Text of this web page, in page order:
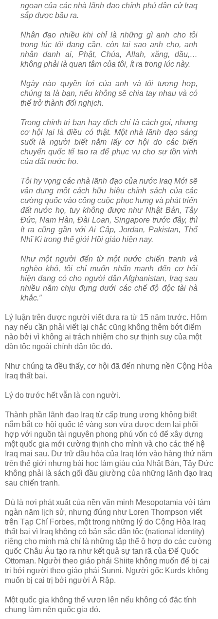
ngoan của các nhà lãnh đạo chính phủ dân cử Iraq
sắp được bầu ra.
Nhân đạo nhiều khi chỉ là những gì anh cho tôi
trong lúc tôi đang cần, còn tại sao anh cho, anh
nhân danh ai, Phật, Chúa, Allah, xăng, dầu,…
không phải là quan tâm của tôi, ít ra trong lúc này.
Ngày nào quyền lợi của anh và tôi tương hợp,
chúng ta là bạn, nếu không sẽ chia tay nhau và có
thể trở thành đối nghịch.
Trong chính trị bạn hay địch chỉ là cách gọi, nhưng
cơ hội lại là điều có thật. Một nhà lãnh đạo sáng
suốt là người biết nắm lấy cơ hội do các biến
chuyển quốc tế tạo ra để phục vụ cho sự tồn vinh
của đất nước họ.
Tôi hy vọng các nhà lãnh đạo của nước Iraq Mới sẽ
vận dụng một cách hữu hiệu chính sách của các
cường quốc vào công cuộc phục hưng và phát triển
đất nước họ, tuy không được như Nhật Bản, Tây
Đức, Nam Hàn, Đài Loan, Singapore trước đây, thì
ít ra cũng gần với Ai Cập, Jordan, Pakistan, Thổ
Nhĩ Kì trong thế giới Hồi giáo hiện nay.
Như một người đến từ một nước chiến tranh và
nghèo khó, tôi chỉ muốn nhấn mạnh đến cơ hội
hiện đang có cho người dân Afghanistan, Iraq sau
nhiều năm chịu đựng dưới các chế độ độc tài hà
khắc.”
Lý luận trên được người viết đưa ra từ 15 năm trước. Hôm
nay nếu cần phải viết lại chắc cũng không thêm bớt điểm
nào bởi vì không ai trách nhiệm cho sự thịnh suy của một
dân tộc ngoài chính dân tộc đó.
Như chúng ta đều thấy, cơ hội đã đến nhưng nền Cộng Hòa
Iraq thất bại.
Lý do trước hết vẫn là con người.
Thành phần lãnh đạo Iraq từ cấp trung ương không biết
nắm bắt cơ hội quốc tế vàng son vừa được đem lại phối
hợp với nguồn tài nguyên phong phú vốn có để xây dựng
một quốc gia mới cường thịnh cho mình và cho các thế hệ
Iraq mai sau. Dự trữ dầu hỏa của Iraq lớn vào hàng thứ năm
trên thế giới nhưng bài học làm giàu của Nhật Bản, Tây Đức
không phải là sách gối đầu giường của những lãnh đạo Iraq
sau chiến tranh.
Dù là nơi phát xuất của nền văn minh Mesopotamia với tám
ngàn năm lịch sử, nhưng đúng như Loren Thompson viết
trên Tạp Chí Forbes, một trong những lý do Cộng Hòa Iraq
thất bại vì Iraq không có bản sắc dân tộc (national identity)
riêng cho mình mà chỉ là những tập thể ô hợp do các cường
quốc Châu Âu tạo ra như kết quả sự tan rã của Đế Quốc
Ottoman. Người theo giáo phái Shiite không muốn để bị cai
trị bởi người theo giáo phái Sunni. Người gốc Kurds không
muốn bị cai trị bởi người Á Rập.
Một quốc gia không thể vươn lên nếu không có đặc tính
chung làm nên quốc gia đó.